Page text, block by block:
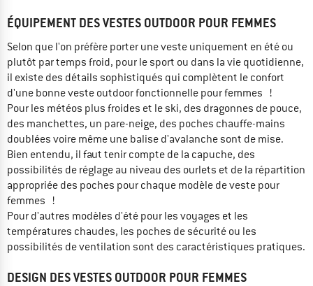
ÉQUIPEMENT DES VESTES OUTDOOR POUR FEMMES
Selon que l'on préfère porter une veste uniquement en été ou
plutôt par temps froid, pour le sport ou dans la vie quotidienne,
il existe des détails sophistiqués qui complètent le confort
d'une bonne veste outdoor fonctionnelle pour femmes !
Pour les météos plus froides et le ski, des dragonnes de pouce,
des manchettes, un pare-neige, des poches chauffe-mains
doublées voire même une balise d'avalanche sont de mise.
Bien entendu, il faut tenir compte de la capuche, des
possibilités de réglage au niveau des ourlets et de la répartition
appropriée des poches pour chaque modèle de veste pour
femmes !
Pour d'autres modèles d'été pour les voyages et les
températures chaudes, les poches de sécurité ou les
possibilités de ventilation sont des caractéristiques pratiques.
DESIGN DES VESTES OUTDOOR POUR FEMMES